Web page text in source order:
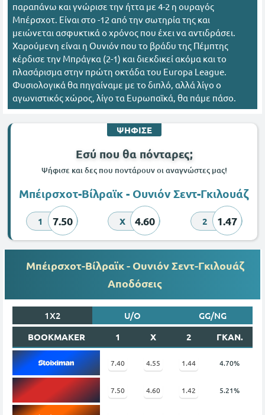
παραπάνω και γνώρισε την ήττα με 4-2 η ουραγός
Μπέρσχοτ. Είναι στο -12 από την σωτηρία της και
μειώνεται ασφυκτικά ο χρόνος που έχει να αντιδράσει.
Χαρούμενη είναι η Ουνιόν που το βράδυ της Πέμπτης
κέρδισε την Μπράγκα (2-1) και διεκδικεί ακόμα και το
πλασάρισμα στην πρώτη οκτάδα του Europa League.
Φυσιολογικά θα πηγαίναμε με το διπλό, αλλά λίγο ο
αγωνιστικός χώρος, λίγο τα Ευρωπαϊκά, θα πάμε πάσο.
ΨΗΦΙΣΕ
Εσύ που θα πόνταρες;
Ψήφισε και δες που ποντάρουν οι αναγνώστες μας!
Μπέιρσχοτ-Βίλραϊκ - Ουνιόν Σεντ-Γκιλουάζ
1 7.50 X 4.60 2 1.47
Μπέιρσχοτ-Βίλραϊκ - Ουνιόν Σεντ-Γκιλουάζ
Αποδόσεις
1X2 U/O
GG/NG
BOOKMAKER
1 X 2 ΓΚΑΝ.
7.40 4.55 1.44 4.70%
7.50 4.60 1.42 5.21%